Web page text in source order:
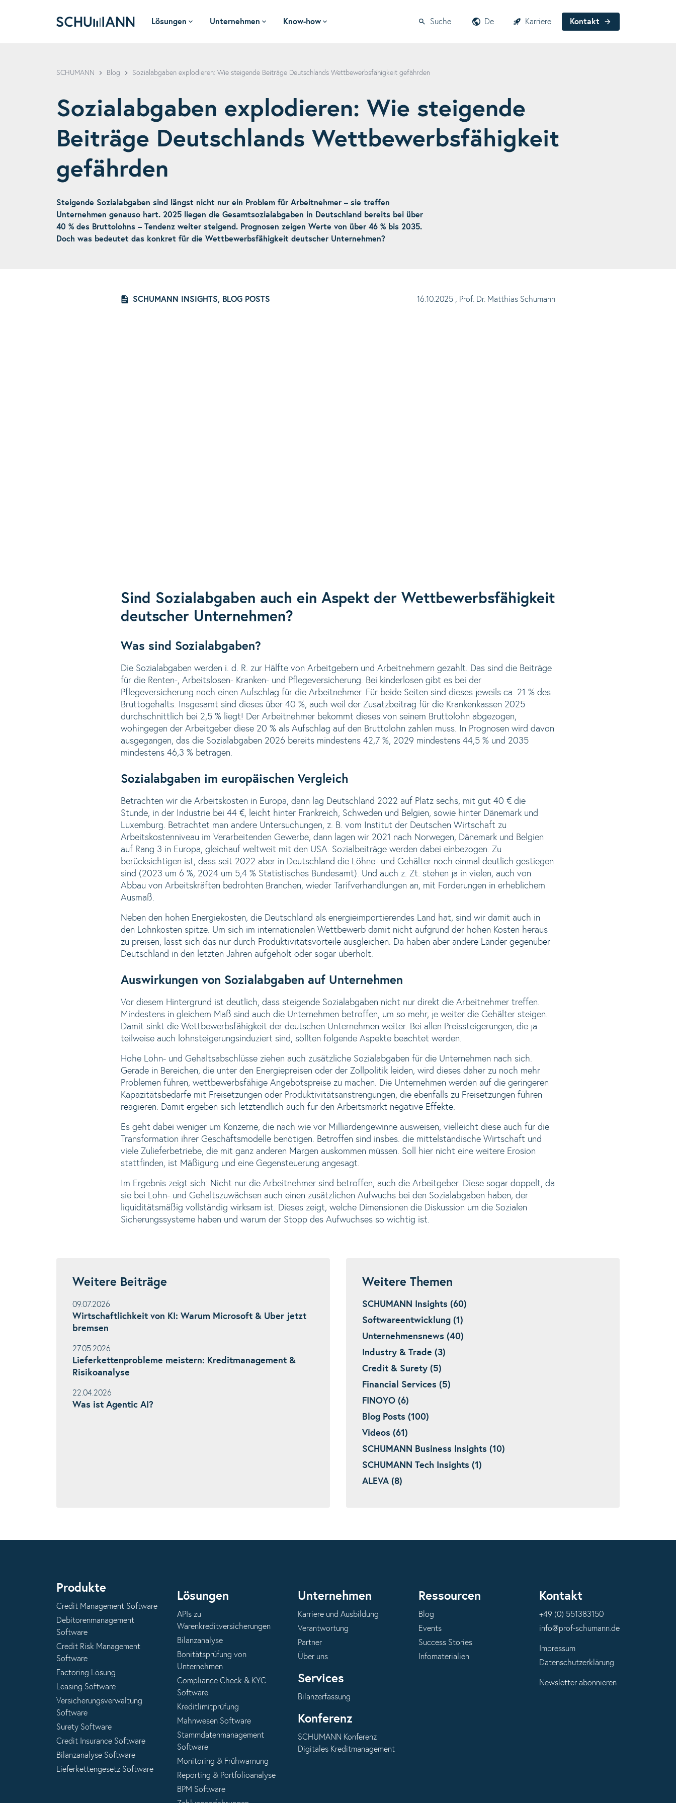
Lösungen Unternehmen Know-how Suche De Karriere Kontakt
SCHUMANN Blog Sozialabgaben explodieren: Wie steigende Beiträge Deutschlands Wettbewerbsfähigkeit gefährden
Sozialabgaben explodieren: Wie steigende
Beiträge Deutschlands Wettbewerbsfähigkeit
gefährden
Steigende Sozialabgaben sind längst nicht nur ein Problem für Arbeitnehmer – sie treffen
Unternehmen genauso hart. 2025 liegen die Gesamtsozialabgaben in Deutschland bereits bei über
40 % des Bruttolohns – Tendenz weiter steigend. Prognosen zeigen Werte von über 46 % bis 2035.
Doch was bedeutet das konkret für die Wettbewerbsfähigkeit deutscher Unternehmen?
SCHUMANN INSIGHTS, BLOG POSTS 16.10.2025 , Prof. Dr. Matthias Schumann
Sind Sozialabgaben auch ein Aspekt der Wettbewerbsfähigkeit
deutscher Unternehmen?
Was sind Sozialabgaben?
Die Sozialabgaben werden i. d. R. zur Hälfte von Arbeitgebern und Arbeitnehmern gezahlt. Das sind die Beiträge
für die Renten-, Arbeitslosen- Kranken- und Pflegeversicherung. Bei kinderlosen gibt es bei der
Pflegeversicherung noch einen Aufschlag für die Arbeitnehmer. Für beide Seiten sind dieses jeweils ca. 21 % des
Bruttogehalts. Insgesamt sind dieses über 40 %, auch weil der Zusatzbeitrag für die Krankenkassen 2025
durchschnittlich bei 2,5 % liegt! Der Arbeitnehmer bekommt dieses von seinem Bruttolohn abgezogen,
wohingegen der Arbeitgeber diese 20 % als Aufschlag auf den Bruttolohn zahlen muss. In Prognosen wird davon
ausgegangen, das die Sozialabgaben 2026 bereits mindestens 42,7 %, 2029 mindestens 44,5 % und 2035
mindestens 46,3 % betragen.
Sozialabgaben im europäischen Vergleich
Betrachten wir die Arbeitskosten in Europa, dann lag Deutschland 2022 auf Platz sechs, mit gut 40 € die
Stunde, in der Industrie bei 44 €, leicht hinter Frankreich, Schweden und Belgien, sowie hinter Dänemark und
Luxemburg. Betrachtet man andere Untersuchungen, z. B. vom Institut der Deutschen Wirtschaft zu
Arbeitskostenniveau im Verarbeitenden Gewerbe, dann lagen wir 2021 nach Norwegen, Dänemark und Belgien
auf Rang 3 in Europa, gleichauf weltweit mit den USA. Sozialbeiträge werden dabei einbezogen. Zu
berücksichtigen ist, dass seit 2022 aber in Deutschland die Löhne- und Gehälter noch einmal deutlich gestiegen
sind (2023 um 6 %, 2024 um 5,4 % Statistisches Bundesamt). Und auch z. Zt. stehen ja in vielen, auch von
Abbau von Arbeitskräften bedrohten Branchen, wieder Tarifverhandlungen an, mit Forderungen in erheblichem
Ausmaß.
Neben den hohen Energiekosten, die Deutschland als energieimportierendes Land hat, sind wir damit auch in
den Lohnkosten spitze. Um sich im internationalen Wettbewerb damit nicht aufgrund der hohen Kosten heraus
zu preisen, lässt sich das nur durch Produktivitätsvorteile ausgleichen. Da haben aber andere Länder gegenüber
Deutschland in den letzten Jahren aufgeholt oder sogar überholt.
Auswirkungen von Sozialabgaben auf Unternehmen
Vor diesem Hintergrund ist deutlich, dass steigende Sozialabgaben nicht nur direkt die Arbeitnehmer treffen.
Mindestens in gleichem Maß sind auch die Unternehmen betroffen, um so mehr, je weiter die Gehälter steigen.
Damit sinkt die Wettbewerbsfähigkeit der deutschen Unternehmen weiter. Bei allen Preissteigerungen, die ja
teilweise auch lohnsteigerungsinduziert sind, sollten folgende Aspekte beachtet werden.
Hohe Lohn- und Gehaltsabschlüsse ziehen auch zusätzliche Sozialabgaben für die Unternehmen nach sich.
Gerade in Bereichen, die unter den Energiepreisen oder der Zollpolitik leiden, wird dieses daher zu noch mehr
Problemen führen, wettbewerbsfähige Angebotspreise zu machen. Die Unternehmen werden auf die geringeren
Kapazitätsbedarfe mit Freisetzungen oder Produktivitätsanstrengungen, die ebenfalls zu Freisetzungen führen
reagieren. Damit ergeben sich letztendlich auch für den Arbeitsmarkt negative Effekte.
Es geht dabei weniger um Konzerne, die nach wie vor Milliardengewinne ausweisen, vielleicht diese auch für die
Transformation ihrer Geschäftsmodelle benötigen. Betroffen sind insbes. die mittelständische Wirtschaft und
viele Zulieferbetriebe, die mit ganz anderen Margen auskommen müssen. Soll hier nicht eine weitere Erosion
stattfinden, ist Mäßigung und eine Gegensteuerung angesagt.
Im Ergebnis zeigt sich: Nicht nur die Arbeitnehmer sind betroffen, auch die Arbeitgeber. Diese sogar doppelt, da
sie bei Lohn- und Gehaltszuwächsen auch einen zusätzlichen Aufwuchs bei den Sozialabgaben haben, der
liquiditätsmäßig vollständig wirksam ist. Dieses zeigt, welche Dimensionen die Diskussion um die Sozialen
Sicherungssysteme haben und warum der Stopp des Aufwuchses so wichtig ist.
Weitere Beiträge
09.07.2026
Wirtschaftlichkeit von KI: Warum Microsoft & Uber jetzt
bremsen
27.05.2026
Lieferkettenprobleme meistern: Kreditmanagement &
Risikoanalyse
22.04.2026
Was ist Agentic AI?
Weitere Themen
SCHUMANN Insights (60)
Softwareentwicklung (1)
Unternehmensnews (40)
Industry & Trade (3)
Credit & Surety (5)
Financial Services (5)
FINOYO (6)
Blog Posts (100)
Videos (61)
SCHUMANN Business Insights (10)
SCHUMANN Tech Insights (1)
ALEVA (8)
Produkte
Credit Management Software
Debitorenmanagement
Software
Credit Risk Management
Software
Factoring Lösung
Leasing Software
Versicherungsverwaltung
Software
Surety Software
Credit Insurance Software
Bilanzanalyse Software
Lieferkettengesetz Software
Lösungen
APIs zu
Warenkreditversicherungen
Bilanzanalyse
Bonitätsprüfung von
Unternehmen
Compliance Check & KYC
Software
Kreditlimitprüfung
Mahnwesen Software
Stammdatenmanagement
Software
Monitoring & Frühwarnung
Reporting & Portfolioanalyse
BPM Software
Unternehmen
Karriere und Ausbildung
Verantwortung
Partner
Über uns
Services
Bilanzerfassung
Konferenz
SCHUMANN Konferenz
Digitales Kreditmanagement
Ressourcen
Blog
Events
Success Stories
Infomaterialien
Kontakt
+49 (0) 551383150
info@prof-schumann.de
Impressum
Datenschutzerklärung
Newsletter abonnieren